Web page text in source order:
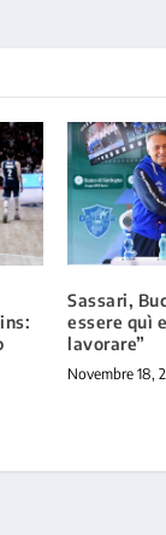
Sassari,
essere quì
lavorare”
Novembre 18,